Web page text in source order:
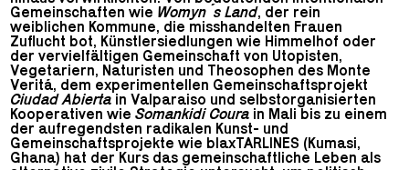
Gemeinschaften wie Womyn´s Land, der rein
weiblichen Kommune, die misshandelten Frauen
Zuflucht bot, Künstlersiedlungen wie Himmelhof oder
der vervielfältigen Gemeinschaft von Utopisten,
Vegetariern, Naturisten und Theosophen des Monte
Veritá, dem experimentellen Gemeinschaftsprojekt
Ciudad Abierta in Valparaiso und selbstorganisierten
Kooperativen wieSomankidi Coura in Mali bis zu einem
der aufregendsten radikalen Kunst- und
Gemeinschaftsprojekte wie blaxTARLINES (Kumasi,
Ghana) hat der Kurs das gemeinschaftliche Leben als